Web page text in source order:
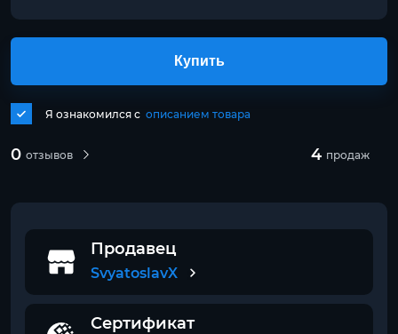
0 отзывов 4 продаж
Я ознакомился с описанием товара
Купить
Продавец
SvyatoslavX
Сертификат